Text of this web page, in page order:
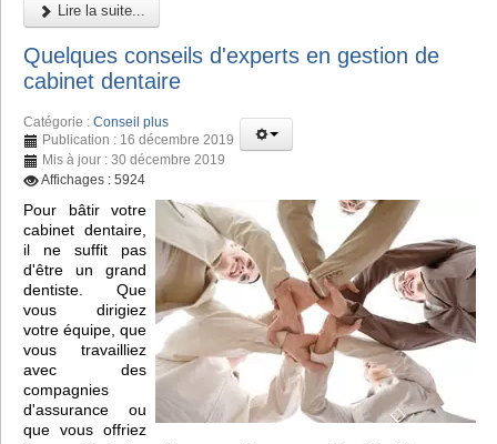
Lire la suite...
Quelques conseils d'experts en gestion de
cabinet dentaire
Catégorie : Conseil plus
Publication : 16 décembre 2019
Mis à jour : 30 décembre 2019
Affichages : 5924
Pour bâtir votre
cabinet dentaire,
il ne suffit pas
d'être un grand
dentiste. Que
vous dirigiez
votre équipe, que
vous travailliez
avec des
compagnies
d'assurance ou
que vous offriez